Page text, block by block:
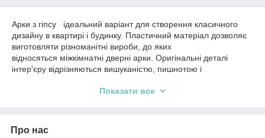
Арки з гіпсу ідеальний варіант для створення класичного
дизайну в квартирі і будинку. Пластичний матеріал дозволяє
виготовляти різноманітні вироби, до яких
відносяться міжкімнатні дверні арки. Оригінальні деталі
інтер'єру відрізняються вишуканістю, пишнотою і
цінителів краси і не втрачає своєї актуальності з часом. За
застосування для створення оригінальних виробів по всьому
Показати все
Про нас